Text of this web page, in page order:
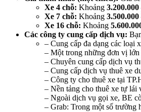
Xe 4 chỗ: Khoảng
Xe 7 chỗ: Khoảng
Xe 16 chỗ: Khoảng
Các công ty cung cấp dịch vụ:
– Cung cấp đa dạng các loại
– Một trong những đơn vị
– Chuyên cung cấp dịch vụ
– Cung cấp dịch vụ thuê xe
– Công ty cho thuê xe tại
– Nền tảng cho thuê xe tự lái
– Ngoài dịch vụ gọi xe, BE
– Grab: Trong một số trường